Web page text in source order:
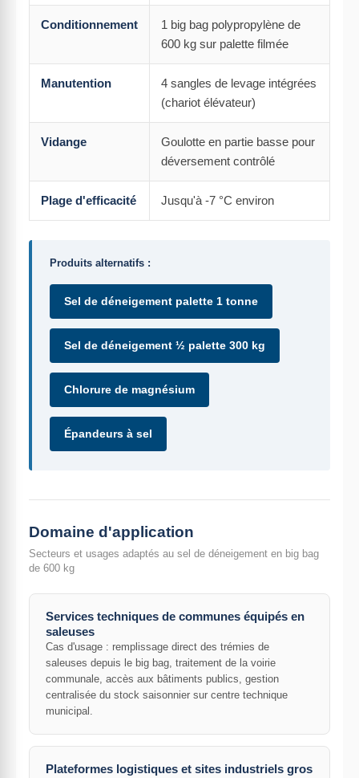
Conditionnement
1 big bag polypropylène de
600 kg sur palette filmée
Manutention
4 sangles de levage intégrées
(chariot élévateur)
Vidange
Goulotte en partie basse pour
déversement contrôlé
Plage d'efficacité Jusqu'à -7 °C environ
Produits alternatifs :
Sel de déneigement palette 1 tonne
Sel de déneigement ½ palette 300 kg
Chlorure de magnésium
Épandeurs à sel
Domaine d'application
Secteurs et usages adaptés au sel de déneigement en big bag
de 600 kg
Services techniques de communes équipés en
saleuses
Cas d'usage : remplissage direct des trémies de
saleuses depuis le big bag, traitement de la voirie
communale, accès aux bâtiments publics, gestion
centralisée du stock saisonnier sur centre technique
municipal.
Plateformes logistiques et sites industriels gros